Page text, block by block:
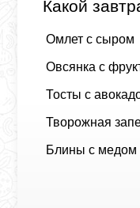
Какой
Омлет с сыром
Овсянка с
Тосты с
Творожная
Блины с медом